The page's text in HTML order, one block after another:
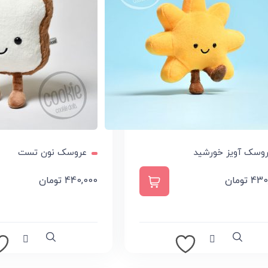
آویز خورشید
تومان
به سبد خرید
Compare
عروسک نون تست
440,000 تومان
افزودن به سبد خرید
Compare